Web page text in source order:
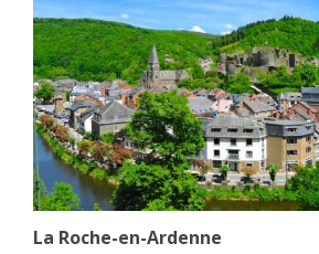
La Roche-en-Ardenne